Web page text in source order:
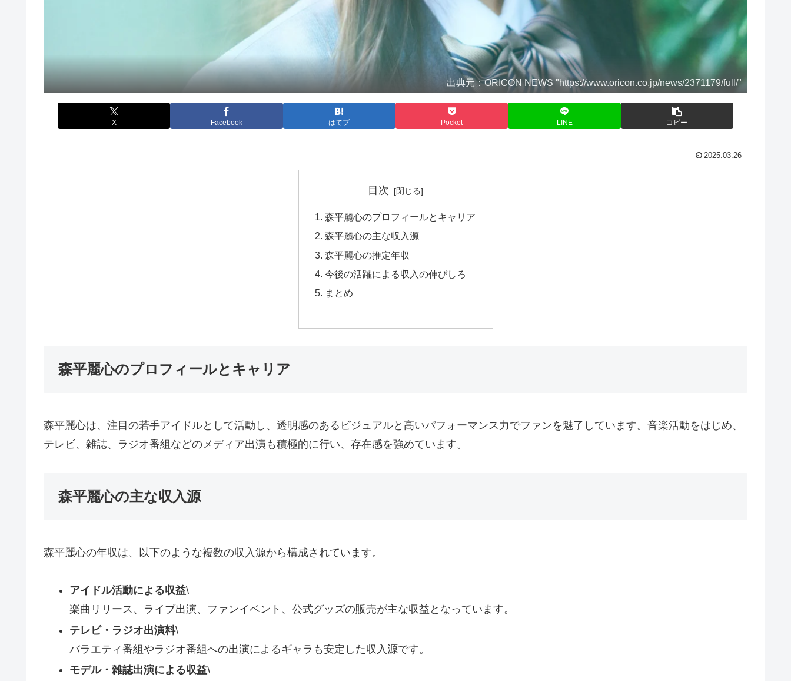
出典元：ORICON NEWS "https://www.oricon.co.jp/news/2371179/full/"
X Facebook はてブ Pocket LINE コピー
2025.03.26
目次
森平麗心のプロフィールとキャリア
森平麗心の主な収入源
森平麗心の推定年収
今後の活躍による収入の伸びしろ
まとめ
森平麗心のプロフィールとキャリア
森平麗心は、注目の若手アイドルとして活動し、透明感のあるビジュアルと高いパフォーマンス力でファンを魅了しています。音楽活動をはじめ、
テレビ、雑誌、ラジオ番組などのメディア出演も積極的に行い、存在感を強めています。
森平麗心の主な収入源
森平麗心の年収は、以下のような複数の収入源から構成されています。
アイドル活動による収益\
楽曲リリース、ライブ出演、ファンイベント、公式グッズの販売が主な収益となっています。
テレビ・ラジオ出演料\
バラエティ番組やラジオ番組への出演によるギャラも安定した収入源です。
モデル・雑誌出演による収益\